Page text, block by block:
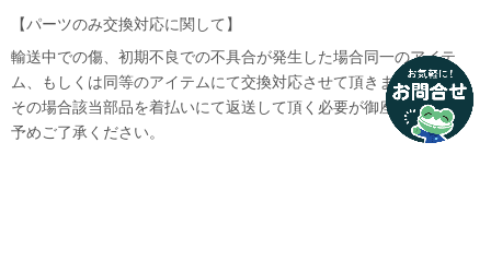
【パーツのみ交換対応に関して】
輸送中での傷、初期不良での不具合が発生した場合同一のアイテ
ム、もしくは同等のアイテムにて交換対応させて頂きます。
その場合該当部品を着払いにて返送して頂く必要が御座いますので
予めご了承ください。
いいえ、結構です